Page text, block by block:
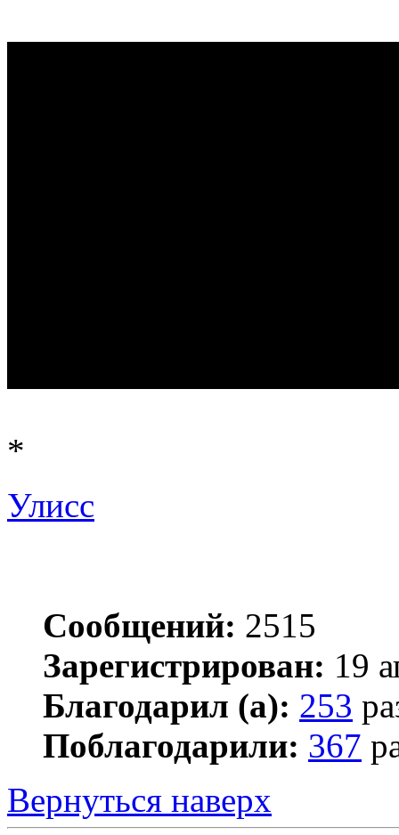
*
Улисс
Сообщений: 2515
Зарегистрирован: 19
Благодарил (а): 253
Поблагодарили: 367
Вернуться наверх